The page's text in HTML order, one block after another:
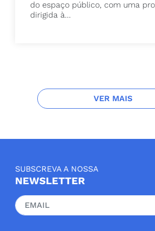
do espaço público, com uma
dirigida à...
VER MAIS
SUBSCREVA A NOSSA
NEWSLETTER